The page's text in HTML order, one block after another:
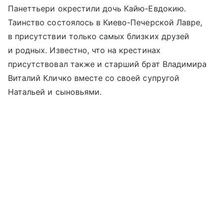
Панеттьери окрестили дочь Кайю-Евдокию.
Таинство состоялось в Киево-Печерской Лавре,
в присутствии только самых близких друзей
и родных. Известно, что на крестинах
присутствовал также и старший брат Владимира
Виталий Кличко вместе со своей супругой
Натальей и сыновьями.